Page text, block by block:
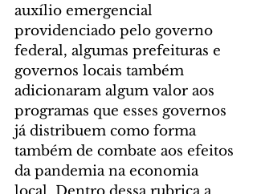
auxílio emergencial
providenciado pelo governo
federal, algumas prefeituras e
governos locais também
adicionaram algum valor aos
programas que esses governos
já distribuem como forma
também de combate aos efeitos
da pandemia na economia